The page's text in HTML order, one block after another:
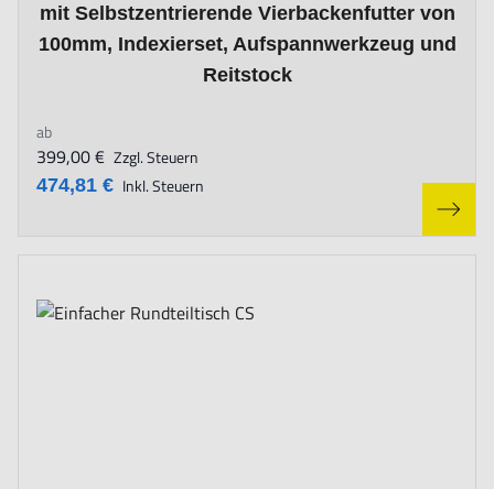
mit Selbstzentrierende Vierbackenfutter von
100mm, Indexierset, Aufspannwerkzeug und
Reitstock
ab
474,81 € Inkl. Steuern
399,00 € Zzgl. Steuern